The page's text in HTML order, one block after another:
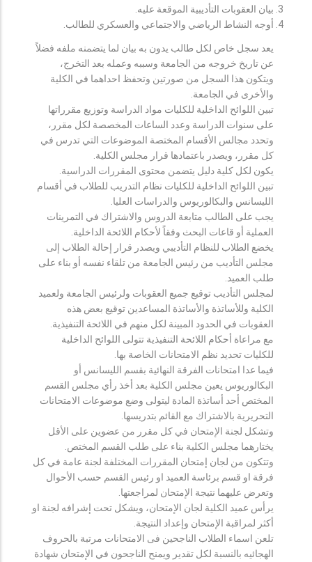
بيان العقوبات التأديبية الموقعة عليه.
أوجه النشاط الرياضي والاجتماعي والعسكري للطالب.
يعد سجل خاص لكل طالب يدون به بيان لما يتضمنه ملفه فضلاً
عن تاريخ خروجه من الجامعة وسببه وعمله بعد التخرج،
ويتكون هذا السجل من صورتين وتحفظ احداهما في الكلية
والأخرى في الجامعة.
تبين اللوائح الداخلية للكليات مواد الدراسة وتوزيع مقرراتها
على سنوات الدراسة وعدد الساعات المخصصة لكل مقرر،
وتحدد مجالس الأقسام المختصة الموضوعات التي تدرس في
كل مقرر، ويصدر باعتمادها قرار مجلس الكلية.
يكون لكل كلية دليل يتضمن محتوى المقررات الدراسية.
تبين اللوائح الداخلية للكليات نظام التدريب للطلاب في أقسام
الليسانس والبكالوريوس والدراسات العليا.
يجب على الطالب متابعة الدروس والاشتراك في التمرينات
العملية أو قاعات البحث وفقاً لأحكام اللائحة الداخلية.
يخضع الطلاب للنظام التأديبي ويصدر قرار إحالة الطلاب إلى
مجلس التأديب من رئيس الجامعة من تلقاء نفسه أو بناء على
طلب العميد.
لمجلس التأديب توقيع جميع العقوبات ولرئيس الجامعة ولعميد
الكلية وللأساتذة والأساتذة المساعدين توقيع بعض هذه
العقوبات في الحدود المبينة لكل منهم في اللائحة التنفيذية.
مع مراعاة أحكام اللائحة التنفيذية تتولى اللوائح الداخلية
للكليات تحديد نظم الامتحانات الخاصة بها.
فيما عدا امتحانات الفرقة النهائية بقسم الليسانس أو
البكالوريوس يعين مجلس الكلية بعد أخذ رأي مجلس القسم
المختص أحد أساتذة المادة ليتولى وضع موضوعات الامتحانات
التحريرية بالاشتراك مع القائم بتدريسها.
وتشكل لجنة الإمتحان في كل مقرر من عضوين على الأقل
يختارهما مجلس الكلية بناء على طلب القسم المختص.
وتتكون من لجان إمتحان المقررات المختلفة لجنة عامة في كل
فرقة او قسم برئاسة العميد او رئيس القسم حسب الأحوال
وتعرض عليهما نتيجة الإمتحان لمراجعتها.
يرأس عميد الكلية لجان الإمتحان، ويشكل تحت إشرافه لجنة او
أكثر لمراقبة الإمتحان وإعداد النتيجة.
تلعن اسماء الطلاب الناجحين فى الامتحانات مرتبة بالحروف
الهجائيه بالنسبة لكل تقدير ويمنح الناجحون في الإمتحان شهادة